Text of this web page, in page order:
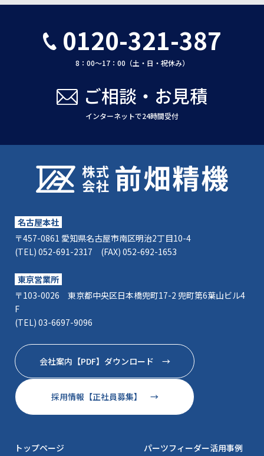
0120-321-387
8：00〜17：00（土・日・祝休み）
ご相談・お見積
インターネットで24時間受付
名古屋本社
〒457-0861 愛知県名古屋市南区明治2丁目10-4
(TEL) 052-691-2317 (FAX) 052-692-1653
東京営業所
〒103-0026 東京都中央区日本橋兜町17-2 兜町第6葉山ビル4
F
(TEL) 03-6697-9096
会社案内【PDF】ダウンロード →
採用情報【正社員募集】 →
トップページ パーツフィーダー活用事例